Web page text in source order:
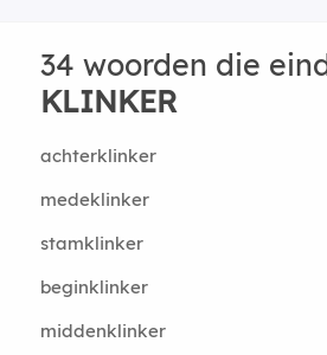
34 woorden die
KLINKER
achterklinker
medeklinker
stamklinker
beginklinker
middenklinker